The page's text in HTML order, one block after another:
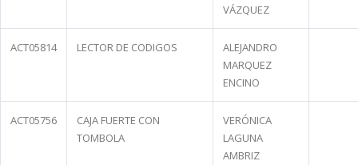
VÁZQUEZ
ACT05814 LECTOR DE CODIGOS
ALEJANDRO
MARQUEZ
ENCINO
ACT05756
CAJA FUERTE CON
TOMBOLA
VERÓNICA
LAGUNA
AMBRIZ